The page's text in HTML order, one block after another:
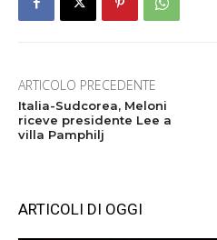
ARTICOLO PRECEDENTE
Italia-Sudcorea, Meloni
riceve presidente Lee a
villa Pamphilj
ARTICOLI DI OGGI